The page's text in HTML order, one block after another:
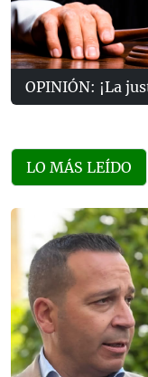
OPINIÓN: ¡La
LO MÁS LEÍDO